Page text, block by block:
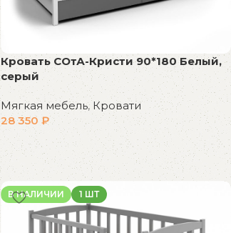
Кровать СОтА-Кристи 90*180 Белый,
серый
Мягкая мебель,Кровати
28 350₽
В корзину
В НАЛИЧИИ 1 ШТ